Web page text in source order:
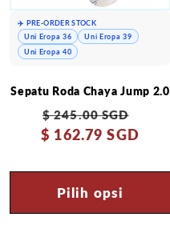
Sepatu Roda Chaya Jump 2.0
Harga
reguler
$ 245.00 SGD
obral
$ 162.79 SGD
Pilih opsi
✈️ PRE-ORDER STOCK
Uni Eropa 36
Uni Eropa 39
Uni Eropa 40